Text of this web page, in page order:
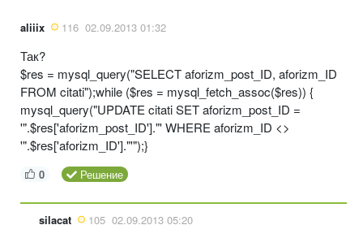
aliiix 116 02.09.2013 01:32
Так?
$res = mysql_query("SELECT aforizm_post_ID, aforizm_ID
FROM citati");while ($res = mysql_fetch_assoc($res)) {
mysql_query("UPDATE citati SET aforizm_post_ID =
'".$res['aforizm_post_ID']."' WHERE aforizm_ID <>
'".$res['aforizm_ID']."'");}
0 Решение
silacat 105 02.09.2013 05:20